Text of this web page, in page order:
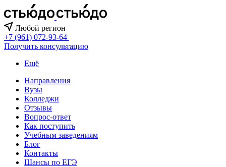
Любой регион
+7 (961) 072-93-64
Получить консультацию
Ещё
Направления
Вузы
Колледжи
Отзывы
Вопрос-ответ
Как поступить
Учебным заведениям
Блог
Контакты
Шансы по ЕГЭ